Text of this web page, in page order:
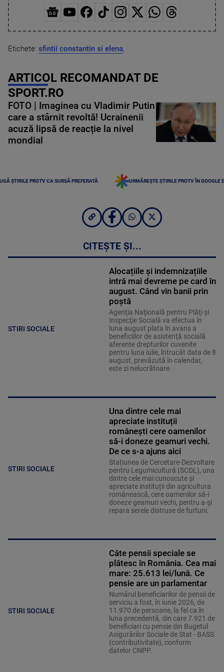
Etichete: sfintii constantin si elena,
ARTICOL RECOMANDAT DE
SPORT.RO
FOTO | Imaginea cu Vladimir Putin
care a stârnit revoltă! Ucrainenii
acuză lipsă de reacție la nivel
mondial
ȘTIRILE PROTV CA SURSĂ PREFERATĂ URMĂREȘTE ȘTIRILE PROTV ÎN GOOGLE
CITEȘTE ȘI...
STIRI SOCIALE
Alocațiile și indemnizațiile
intră mai devreme pe card în
august. Când vin banii prin
poștă
Agenţia Naţională pentru Plăţi şi
Inspecţie Socială va efectua în
luna august plata în avans a
beneficiilor de asistenţă socială
aferente drepturilor cuvenite
pentru luna iulie, întrucât data de 8
august, prevăzută în calendar,
este zi nelucrătoare.
STIRI SOCIALE
Una dintre cele mai
apreciate instituții
românești cere oamenilor
să-i doneze geamuri vechi.
De ce s-a ajuns aici
Stațiunea de Cercetare-Dezvoltare
pentru Legumicultură (SCDL), una
dintre cele mai cunoscute și
apreciate instituții din agricultura
românească, cere oamenilor să-i
doneze geamuri vechi, pentru a-și
repara serele distruse de furtuni.
STIRI SOCIALE
Câte pensii speciale se
plătesc în România. Cea mai
mare: 25.613 lei/lună. Ce
pensie are un parlamentar
Numărul beneficiarilor de pensii de
serviciu a fost, în iunie 2026, de
11.970 de persoane, la fel ca în
luna precedentă, din care 7.921 de
beneficiari cu pensie din Bugetul
Asigurărilor Sociale de Stat - BASS
(contributivitate), conform
datelor CNPP.